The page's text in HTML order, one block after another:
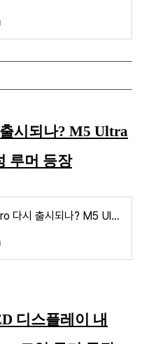
시되나? M5 Ultra
루머 등장
APPLE iMac Pro 다시 출시되나? M5 Ultra 프로세서 미탑재 가능성 루머 등장
디스플레이 내